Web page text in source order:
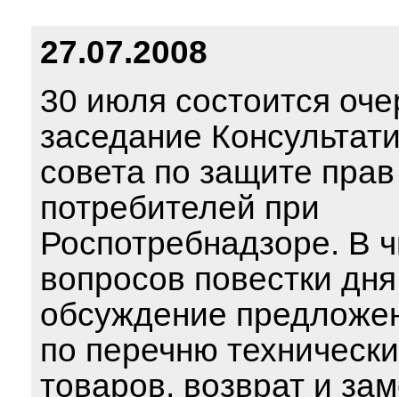
27.07.2008
30 июля состоится
заседание
совета по защите прав
потребителей при
Роспотребнадзоре. В
вопросов повестки дня
обсуждение
по перечню
товаров, возврат и